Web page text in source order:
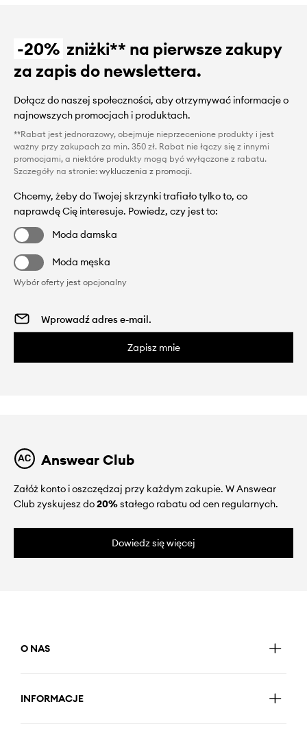
-20% zniżki** na pierwsze zakupy
za zapis do newslettera.
Dołącz do naszej społeczności, aby otrzymywać informacje o
najnowszych promocjach i produktach.
**Rabat jest jednorazowy, obejmuje nieprzecenione produkty i jest
ważny przy zakupach za min. 350 zł. Rabat nie łączy się z innymi
promocjami, a niektóre produkty mogą być wyłączone z rabatu.
Szczegóły na stronie: wykluczenia z promocji.
Chcemy, żeby do Twojej skrzynki trafiało tylko to, co
naprawdę Cię interesuje. Powiedz, czy jest to:
Moda damska
Moda męska
Wybór oferty jest opcjonalny
Zapisz mnie
Answear Club
Załóż konto i oszczędzaj przy każdym zakupie. W Answear
Club zyskujesz do20%stałego rabatu od cen regularnych.
Dowiedz się więcej
O NAS
INFORMACJE